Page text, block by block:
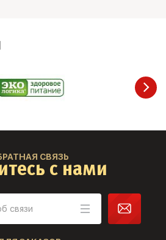
СВЯЗЬ
с нами